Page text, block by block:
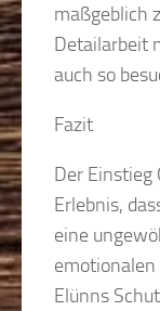
maßgeblich
Detailarbeit
auch so
Fazit
Der Einstieg
Erlebnis,
eine
Elünns